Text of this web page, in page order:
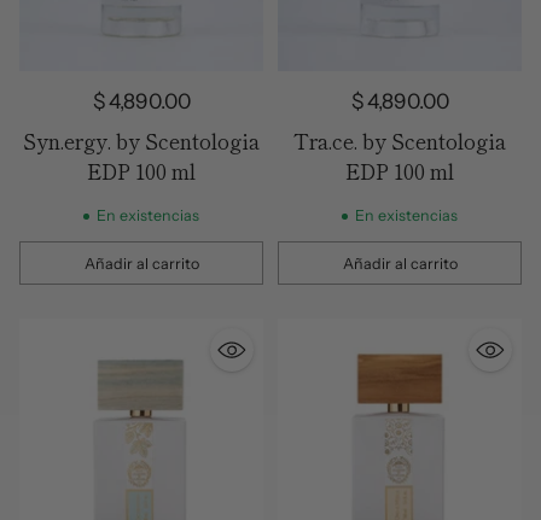
$ 4,890.00
Syn.ergy. by Scentologia
EDP 100 ml
En existencias
Añadir al carrito
Cantidad
$ 4,890.00
Tra.ce. by Scentologia
EDP 100 ml
En existencias
Añadir al carrito
Cantidad